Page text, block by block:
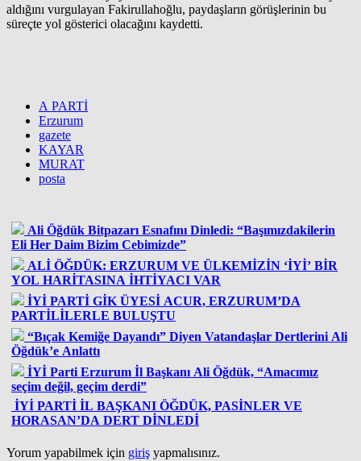
aldığını vurgulayan Fakirullahoğlu, paydaşların görüşlerinin bu
süreçte yol gösterici olacağını kaydetti.
A PARTİ
Erzurum
gazete
KAYAR
MURAT
posta
Ali Öğdük Bitpazarı Esnafını Dinledi: “Başımızdakilerin
Eli Her Daim Bizim Cebimizde”
ALİ ÖĞDÜK: ERZURUM VE ÜLKEMİZİN ‘İYİ’ BİR
YOL HARİTASINA İHTİYACI VAR
İYİ PARTİ GİK ÜYESİ ACUR, ERZURUM’DA
PARTİLİLERLE BULUŞTU
“Bıçak Kemiğe Dayandı” Diyen Vatandaşlar Dertlerini Ali
Öğdük’e Anlattı
İYİ Parti Erzurum İl Başkanı Ali Öğdük, “Amacımız
seçim değil, geçim derdi”
İYİ PARTİ İL BAŞKANI ÖĞDÜK, PASİNLER VE
HORASAN’DA DERT DİNLEDİ
Yorum yapabilmek için giriş yapmalısınız.